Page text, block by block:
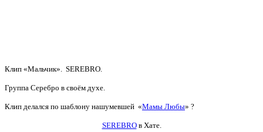
Клип «Мальчик». SEREBRO.
Группа Серебро в своём духе.
Клип делался по шаблону нашумевшей «Мамы Любы» ?
SEREBROв Хате.